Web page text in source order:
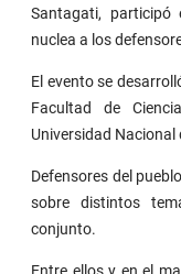
Santagati,
nuclea a los
El evento se
Facultad de
Universidad Nacional
Defensores del
sobre distintos
conjunto.